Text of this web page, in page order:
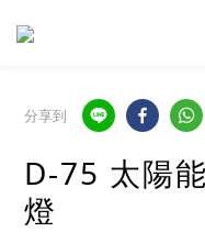
分享到
D-75 太陽
燈